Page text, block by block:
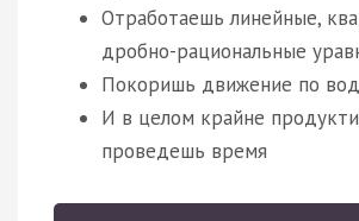
Отработаешь линейные,
дробно-рациональные
Покоришь движение по
И в целом крайне
проведешь время